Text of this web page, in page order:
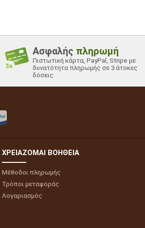
Ασφαλής πληρωμή
Πιστωτική κάρτα, PayPal, Stripe με
δυνατότητα πληρωμής σε 3 άτοκες
δόσεις.
ΧΡΕΙΆΖΟΜΑΙ ΒΟΉΘΕΙΑ
Μέθοδοι πληρωμής
Τρόποι μεταφοράς
Λογαριασμός